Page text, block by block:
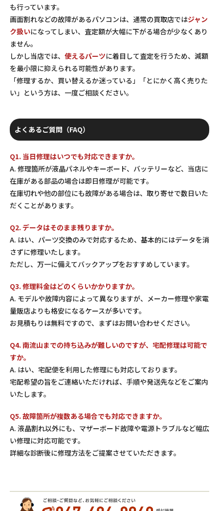
も行っています。
画面割れなどの故障があるパソコンは、通常の買取店ではジャン
ク扱いになってしまい、査定額が大幅に下がる場合が少なくあり
ません。
しかし当店では、 使えるパーツに着目して査定を行うため、減額
を最小限に抑えられる可能性があります。
「修理するか、買い替えるか迷っている」「とにかく高く売りた
い」という方は、一度ご相談ください。
よくあるご質問（FAQ）
Q1. 当日修理はいつでも対応できますか。
A. 修理箇所が液晶パネルやキーボード、バッテリーなど、当店に
在庫がある部品の場合は即日修理が可能です。
在庫切れや他の部位にも故障がある場合は、取り寄せで数日いた
だくことがあります。
Q2. データはそのまま残りますか。
A. はい、パーツ交換のみで対応するため、基本的にはデータを消
さずに修理いたします。
ただし、万一に備えてバックアップをおすすめしています。
Q3. 修理料金はどのくらいかかりますか。
A. モデルや故障内容によって異なりますが、メーカー修理や家電
量販店よりも格安になるケースが多いです。
お見積もりは無料ですので、まずはお問い合わせください。
Q4. 南流山までの持ち込みが難しいのですが、宅配修理は可能で
すか。
A. はい、宅配便を利用した修理にも対応しております。
宅配希望の旨をご連絡いただければ、手順や発送先などをご案内
いたします。
Q5. 故障箇所が複数ある場合でも対応できますか。
A. 液晶割れ以外にも、マザーボード故障や電源トラブルなど幅広
い修理に対応可能です。
詳細な診断後に修理方法をご提案させていただきます。